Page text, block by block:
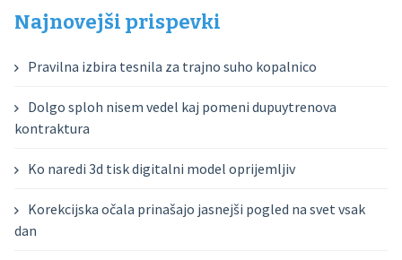
Najnovejši prispevki
Pravilna izbira tesnila za trajno suho kopalnico
Dolgo sploh nisem vedel kaj pomeni dupuytrenova
kontraktura
Ko naredi 3d tisk digitalni model oprijemljiv
Korekcijska očala prinašajo jasnejši pogled na svet vsak
dan